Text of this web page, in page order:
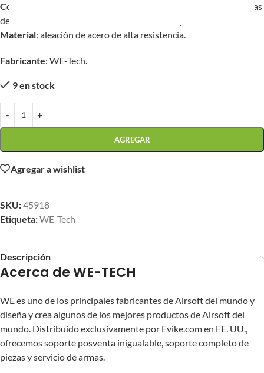
Compatibilidad
: Para Tokyo Marui, G&P, WE-Tech y otras réplicas
de Airsoft eléctricas de la serie M4/M16 compatibles.
Material: aleación de acero de alta resistencia.
Fabricante: WE-Tech.
9 en stock
- +
AGREGAR
Agregar a wishlist
SKU:45918
Etiqueta:WE-Tech
Descripción
Acerca de WE-TECH
WE es uno de los principales fabricantes de Airsoft del mundo y
diseña y crea algunos de los mejores productos de Airsoft del
mundo. Distribuido exclusivamente por Evike.com en EE. UU.,
ofrecemos soporte posventa inigualable, soporte completo de
piezas y servicio de armas.